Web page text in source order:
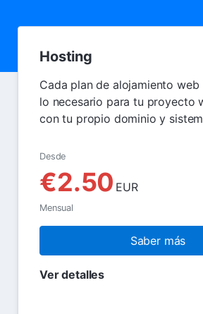
Hosting
Cada plan de alojamiento
lo necesario para tu proyecto
con tu propio dominio y
Desde
€2.50 EUR
Mensual
Saber más
Ver detalles